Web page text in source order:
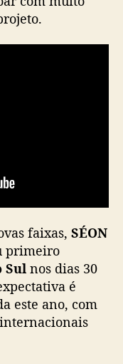
r
c
faixas, SÉON
primeiro
Sul nos dias 30
é
este ano, com